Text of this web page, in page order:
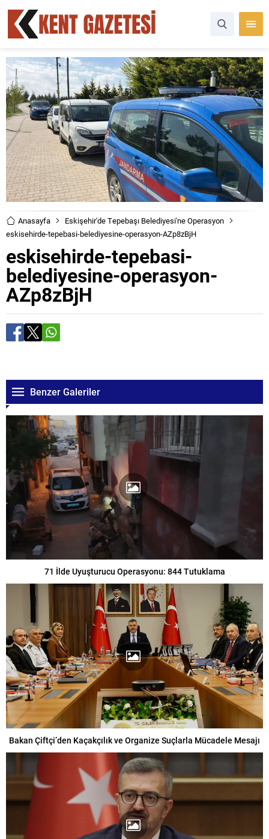
Anasayfa
Eskişehir'de Tepebaşı Belediyesi'ne Operasyon
eskisehirde-tepebasi-belediyesine-operasyon-AZp8zBjH
eskisehirde-tepebasi-
belediyesine-operasyon-
AZp8zBjH
Benzer Galeriler
71 İlde Uyuşturucu Operasyonu: 844 Tutuklama
Bakan Çiftçi’den Kaçakçılık ve Organize Suçlarla Mücadele Mesajı